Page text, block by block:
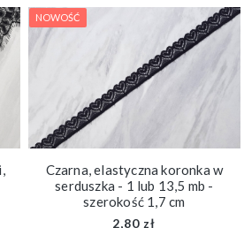
Czarna, elastyczna koronka w
serduszka - 1 lub 13,5 mb -
szerokość 1,7 cm
2,80 zł
NOWOŚĆ